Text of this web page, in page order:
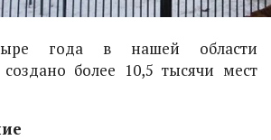
года в нашей области
более 10,5 тысячи мест